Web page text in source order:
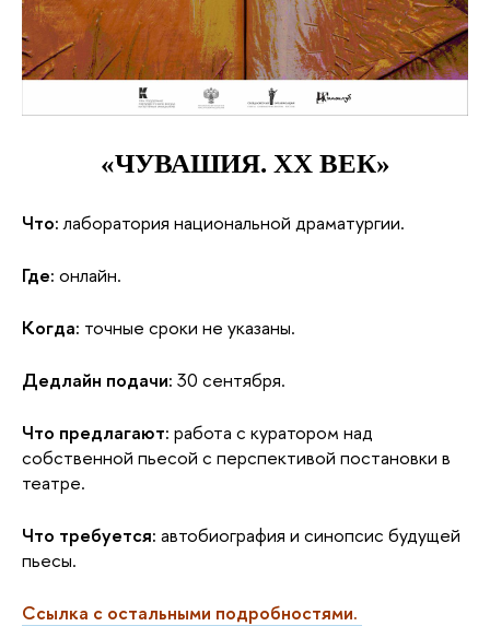
«ЧУВАШИЯ. ХХ ВЕК»
Что: лаборатория национальной драматургии.
Где: онлайн.
Когда: точные сроки не указаны.
Дедлайн подачи: 30 сентября.
Что предлагают: работа с куратором над
собственной пьесой с перспективой постановки в
театре.
Что требуется: автобиография и синопсис будущей
пьесы.
Ссылка с остальными подробностями.